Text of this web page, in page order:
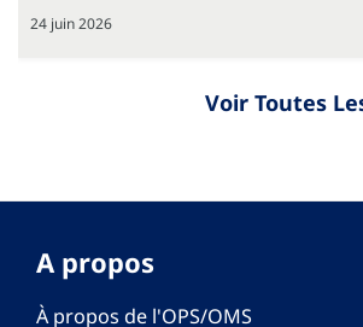
24 juin 2026
Voir Toutes
A propos
À propos de l'OPS/OMS